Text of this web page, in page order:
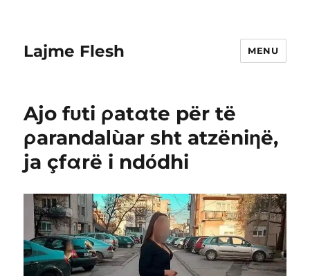
Lajme Flesh MENU
Ajo fυti ρatαte për të
ρarandaΙùar sht atzëniηë,
ja çfαrë i ndόdhi